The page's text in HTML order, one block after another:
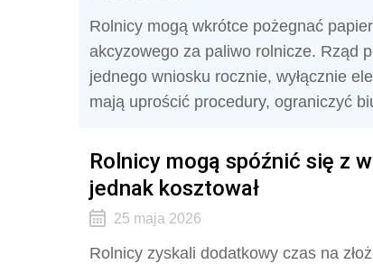
Rolnicy mogą wkrótce pożegnać
akcyzowego za paliwo rolnicze. Rząd
jednego wniosku rocznie, wyłącznie
mają uprościć procedury, ograniczyć
Rolnicy mogą spóźnić się z
jednak kosztował
25 maja 2026
Rolnicy zyskali dodatkowy czas na